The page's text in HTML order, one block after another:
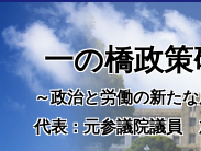
一の橋政策
～政治と労働の新た
代表：元参議院議